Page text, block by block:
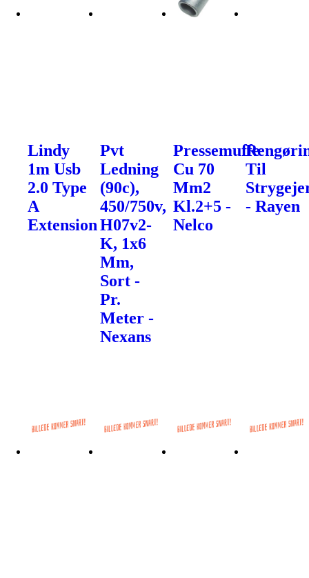
Lindy
1m Usb
2.0 Type
A
Extension
Pvt
Ledning
(90c),
450/750v,
H07v2-
K, 1x6
Mm,
Sort -
Pr.
Meter -
Nexans
Pressemuffe
Cu 70
Mm2
Kl.2+5 -
Nelco
Til
- Rayen